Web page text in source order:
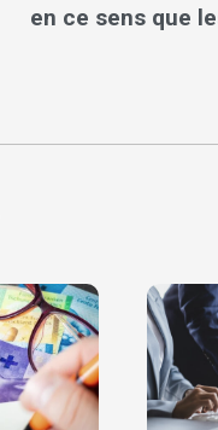
en ce sens que